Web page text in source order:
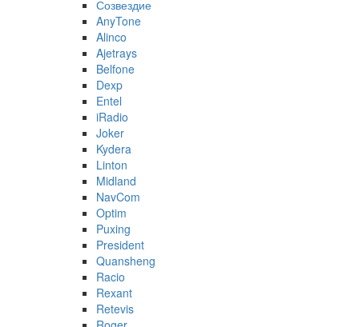
Созвездие
AnyTone
Alinco
Ajetrays
Belfone
Dexp
Entel
iRadio
Joker
Kydera
Linton
Midland
NavCom
Optim
Puxing
President
Quansheng
Racio
Rexant
Retevis